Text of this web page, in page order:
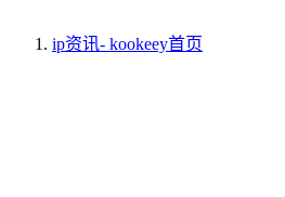
ip资讯- kookeey首页